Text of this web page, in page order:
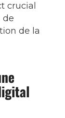
crucial
de
de la